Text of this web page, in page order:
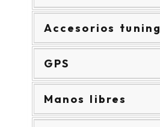
Accesorios tuning
GPS
Manos libres